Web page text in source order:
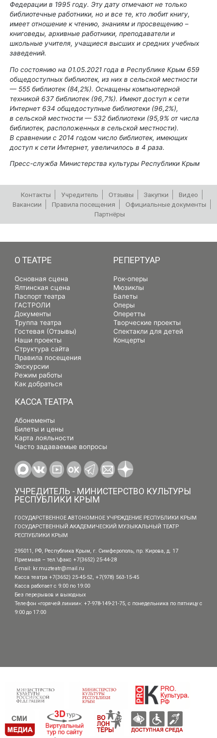
Федерации в 1995 году. Эту дату отмечают не только
библиотечные работники, но и все те, кто любит книгу,
имеет отношение к чтению, знаниям и просвещению –
книговеды, архивные работники, преподаватели и
школьные учителя, учащиеся высших и средних учебных
заведений.
По состоянию на 01.05.2021 года в Республике Крым 659
общедоступных библиотек, из них в сельской местности
— 555 библиотек(84,2%). Оснащены компьютерной
техникой 637 библиотек (96,7%). Имеют доступ к сети
Интернет 634 общедоступные библиотеки (96,2%),
в сельской местности — 532 библиотеки (95,9% от числа
библиотек, расположенных в сельской местности).
В сравнении с 2014 годом число библиотек, имеющих
доступ к сети Интернет, увеличилось в 4 раза.
Пресс-служба Министерства культуры Республики Крым
Контакты Учредитель Отзывы Закупки
Видео
Вакансии
Правила посещения
Официальные документы
Партнёры
О ТЕАТРЕ
Основная сцена
Ялтинская сцена
Паспорт театра
ГАСТРОЛИ
Документы
Труппа театра
Гостевая (Отзывы)
Наши проекты
Структура сайта
Правила посещения
Экскурсии
Режим работы
Как добраться
РЕПЕРТУАР
Рок-оперы
Мюзиклы
Балеты
Оперы
Оперетты
Творческие проекты
Спектакли для детей
Концерты
КАССА ТЕАТРА
Абонементы
Билеты и цены
Карта лояльности
Часто задаваемые вопросы
УЧРЕДИТЕЛЬ - МИНИСТЕРСТВО КУЛЬТУРЫ
РЕСПУБЛИКИ КРЫМ
ГОСУДАРСТВЕННОЕ АВТОНОМНОЕ УЧРЕЖДЕНИЕ РЕСПУБЛИКИ КРЫМ
ГОСУДАРСТВЕННЫЙ АКАДЕМИЧЕСКИЙ МУЗЫКАЛЬНЫЙ ТЕАТР
РЕСПУБЛИКИ КРЫМ
295011, РФ, Республика Крым, г. Симферополь, пр. Кирова, д. 17
Приемная – тел.\факс +7(3652) 25-44-28
E-mail: kr.muzteatr@mail.ru
Касса театра +7(3652) 25-45-52, +7(978) 563-15-45
Касса работает с 9:00 по 19:00
Без перерывов и выходных
Телефон «горячей линии»: +7-978-149-21-75, с понедельника по пятницу с
9:00 до 17:00